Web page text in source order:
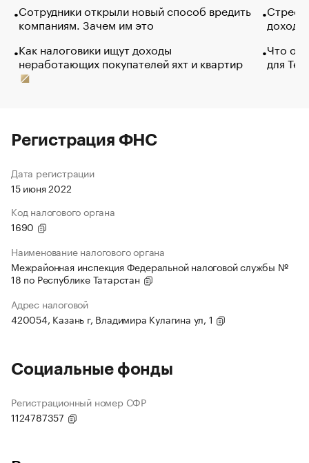
Сотрудники открыли новый способ вредить
компаниям. Зачем им это
Как налоговики ищут доходы
неработающих покупателей яхт и квартир
Что
для
Регистрация ФНС
Дата регистрации
15 июня 2022
Код налогового органа
1690
Наименование налогового органа
Межрайонная инспекция Федеральной налоговой службы №
18 по Республике Татарстан
Адрес налоговой
420054, Казань г, Владимира Кулагина ул, 1
Социальные фонды
Регистрационный номер СФР
1124787357